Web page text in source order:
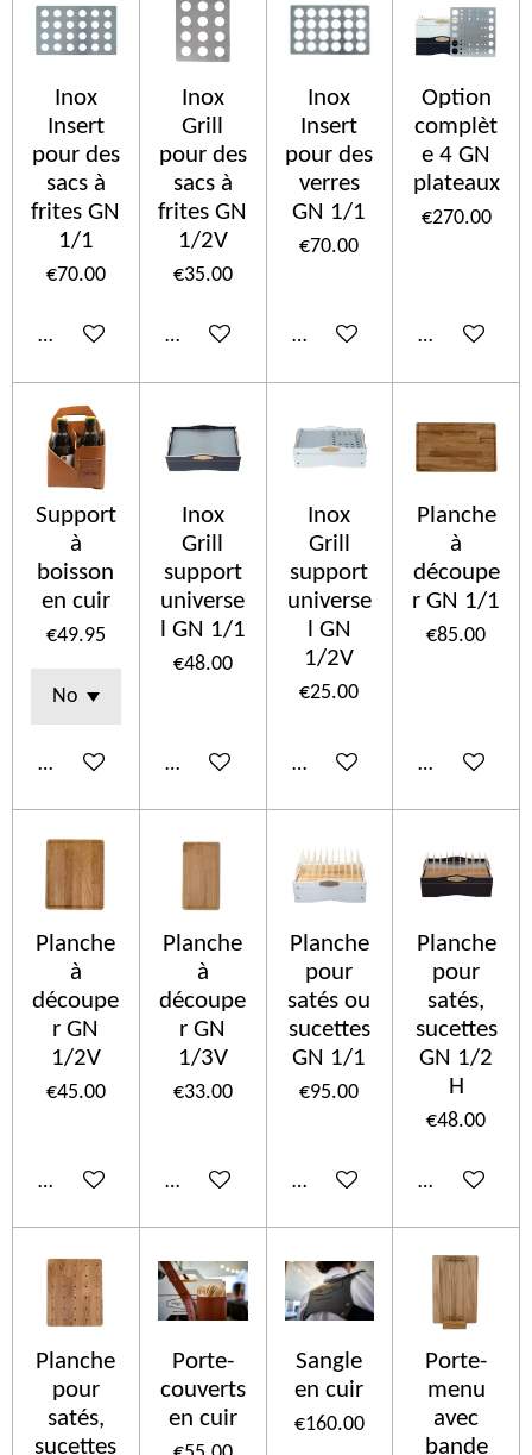
Inox
Insert
pour des
sacs à
frites GN
1/1
€70.00
Add to cart
Inox
Grill
pour des
sacs à
frites GN
1/2V
€35.00
Add to cart
Inox
Insert
pour des
verres
GN 1/1
€70.00
Add to cart
Option
complèt
e 4 GN
plateaux
€270.00
Add to cart
Support
à
boisson
en cuir
€49.95
Add to cart
Inox
Grill
support
universe
l GN 1/1
€48.00
Add to cart
Inox
Grill
support
universe
l GN
1/2V
€25.00
Add to cart
Planche
à
découpe
r GN 1/1
€85.00
Add to cart
Planche
à
découpe
r GN
1/2V
€45.00
Add to cart
Planche
à
découpe
r GN
1/3V
€33.00
Add to cart
Planche
pour
satés ou
sucettes
GN 1/1
€95.00
Add to cart
Planche
pour
satés,
sucettes
GN 1/2
H
€48.00
Add to cart
Planche
pour
satés,
sucettes
Porte-
couverts
en cuir
Sangle
en cuir
€160.00
Porte-
menu
avec
bande